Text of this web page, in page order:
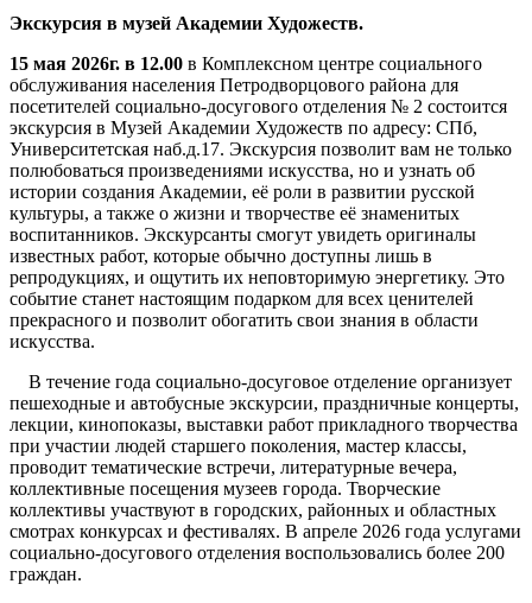
Экскурсия в музей Академии Художеств.
15 мая 2026г. в 12.00 в Комплексном центре социального
обслуживания населения Петродворцового района для
посетителей социально-досугового отделения № 2 состоится
экскурсия в Музей Академии Художеств по адресу: СПб,
Университетская наб.д.17. Экскурсия позволит вам не только
полюбоваться произведениями искусства, но и узнать об
истории создания Академии, её роли в развитии русской
культуры, а также о жизни и творчестве её знаменитых
воспитанников. Экскурсанты смогут увидеть оригиналы
известных работ, которые обычно доступны лишь в
репродукциях, и ощутить их неповторимую энергетику. Это
событие станет настоящим подарком для всех ценителей
прекрасного и позволит обогатить свои знания в области
искусства.
В течение года социально-досуговое отделение организует
пешеходные и автобусные экскурсии, праздничные концерты,
лекции, кинопоказы, выставки работ прикладного творчества
при участии людей старшего поколения, мастер классы,
проводит тематические встречи, литературные вечера,
коллективные посещения музеев города. Творческие
коллективы участвуют в городских, районных и областных
смотрах конкурсах и фестивалях. В апреле 2026 года услугами
социально-досугового отделения воспользовались более 200
граждан.